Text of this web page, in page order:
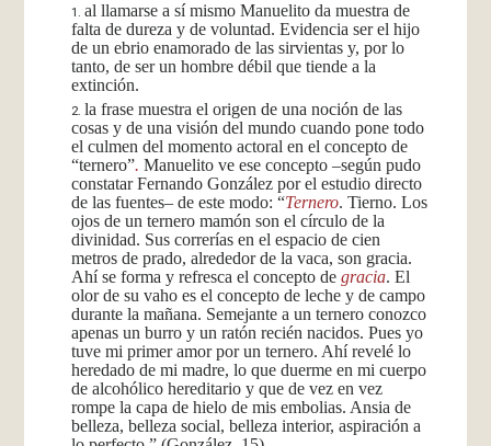
al llamarse a sí mismo Manuelito da muestra de
falta de dureza y de voluntad. Evidencia ser el hijo
de un ebrio enamorado de las sirvientas y, por lo
tanto, de ser un hombre débil que tiende a la
extinción.
la frase muestra el origen de una noción de las
cosas y de una visión del mundo cuando pone todo
el culmen del momento actoral en el concepto de
“ternero”. Manuelito ve ese concepto –según pudo
constatar Fernando González por el estudio directo
de las fuentes– de este modo: “Ternero. Tierno. Los
ojos de un ternero mamón son el círculo de la
divinidad. Sus correrías en el espacio de cien
metros de prado, alrededor de la vaca, son gracia.
Ahí se forma y refresca el concepto de gracia. El
olor de su vaho es el concepto de leche y de campo
durante la mañana. Semejante a un ternero conozco
apenas un burro y un ratón recién nacidos. Pues yo
tuve mi primer amor por un ternero. Ahí revelé lo
heredado de mi madre, lo que duerme en mi cuerpo
de alcohólico hereditario y que de vez en vez
rompe la capa de hielo de mis embolias. Ansia de
belleza, belleza social, belleza interior, aspiración a